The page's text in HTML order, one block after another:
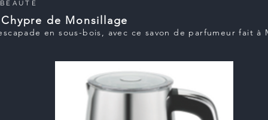
BEAUTÉ
Chypre de Monsillage
en sous-bois, avec ce savon de parfumeur fait à